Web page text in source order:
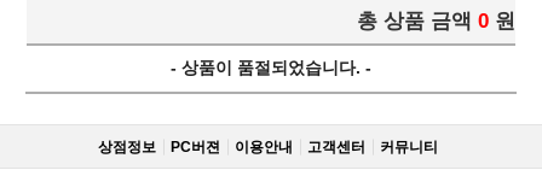
총 상품 금액 0 원
- 상품이 품절되었습니다. -
상점정보 PC버젼 이용안내 고객센터 커뮤니티